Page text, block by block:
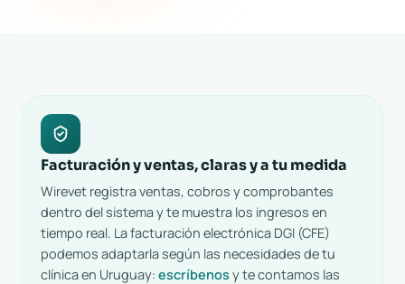
Facturación y ventas, claras y a tu medida
Wirevet registra ventas, cobros y comprobantes
dentro del sistema y te muestra los ingresos en
tiempo real. La facturación electrónica DGI (CFE)
podemos adaptarla según las necesidades de tu
clínica en Uruguay: escríbenosy te contamos las